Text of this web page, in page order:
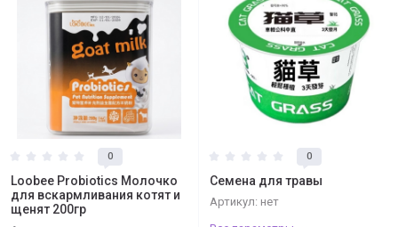
0
Loobee Probiotics Молочко
для вскармливания котят и
щенят 200гр
0
Семена для травы
Артикул: нет